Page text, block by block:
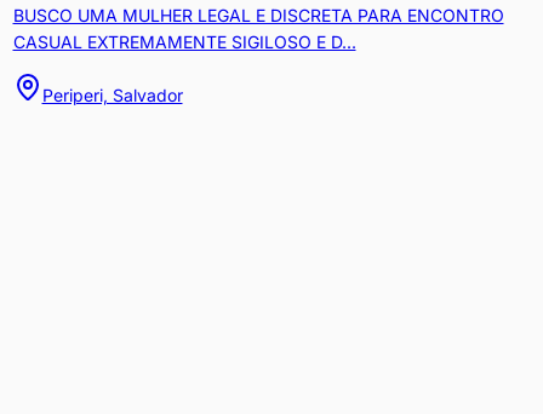
BUSCO UMA MULHER LEGAL E DISCRETA PARA ENCONTRO
CASUAL EXTREMAMENTE SIGILOSO E D...
Periperi, Salvador